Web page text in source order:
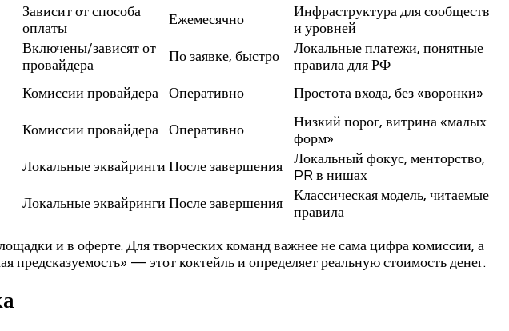
Зависит от способа
оплаты
Ежемесячно
Инфраструктура для сообществ
и уровней
Включены/зависят от
провайдера
По заявке, быстро
Локальные платежи, понятные
правила для РФ
Комиссии провайдера Оперативно
Простота входа, без «воронки»
Комиссии провайдера Оперативно
Низкий порог, витрина «малых
форм»
Локальные эквайринги После завершения
Локальный фокус, менторство,
PR в нишах
Локальные эквайринги После завершения
Классическая модель, читаемые
правила
и в оферте. Для творческих команд важнее не сама цифра комиссии, а
— этот коктейль и определяет реальную стоимость денег.